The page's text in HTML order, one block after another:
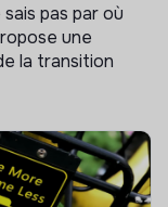
pas par où
une
la transition